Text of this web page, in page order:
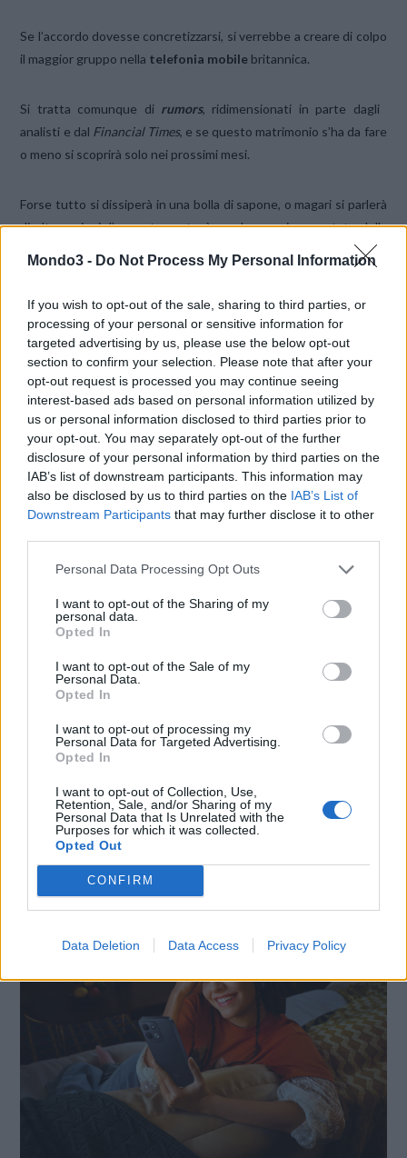
Mondo3 - Do Not Process My Personal Information
If you wish to opt-out of the sale, sharing to third parties, or
processing of your personal or sensitive information for
targeted advertising by us, please use the below opt-out
section to confirm your selection. Please note that after your
opt-out request is processed you may continue seeing
interest-based ads based on personal information utilized by
us or personal information disclosed to third parties prior to
your opt-out. You may separately opt-out of the further
disclosure of your personal information by third parties on the
IAB’s list of downstream participants. This information may
also be disclosed by us to third parties on the IAB’s List of
Downstream Participants that may further disclose it to other
Personal Data Processing Opt Outs
I want to opt-out of the Sharing of my
personal data.
Opted In
I want to opt-out of the Sale of my
Personal Data.
Opted In
I want to opt-out of processing my
Personal Data for Targeted Advertising.
Opted In
I want to opt-out of Collection, Use,
Retention, Sale, and/or Sharing of my
Personal Data that Is Unrelated with the
Purposes for which it was collected.
Opted Out
CONFIRM
Data Deletion Data Access Privacy Policy
Se l’accordo dovesse concretizzarsi, si verrebbe a creare di colpo
il maggior gruppo nella telefonia mobile britannica.
Si tratta comunque di rumors, ridimensionati in parte dagli
analisti e dal Financial Times, e se questo matrimonio s’ha da fare
o meno si scoprirà solo nei prossimi mesi.
Forse tutto si dissiperà in una bolla di sapone, o magari si parlerà
di altre unioni: l’appuntamento è per la prossima puntata della
CONDIVIDI QUESTO ARTICOLO:
E-mail LinkedIn Facebook
X Mastodon Telegram
WhatsApp Stampa Altro
LE MIGLIORI OFFERTE AMAZON
SMARTPHONE E NON SOLO: TECNOGAZZETTA
XIAOMI PRESENTA I NUOVI REDMI 17 SERIES,
FOCUS SU AUTONOMIA E INTRATTENIMENTO